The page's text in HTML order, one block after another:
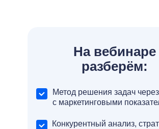
На вебинаре
разберём:
Метод решения задач
с маркетинговыми
Конкурентный анализ,